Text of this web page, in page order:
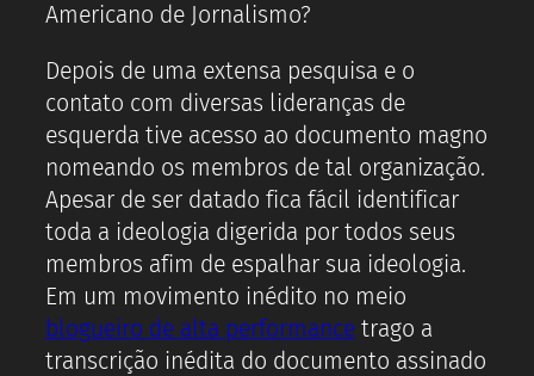
Americano de Jornalismo?
Depois de uma extensa pesquisa e o
contato com diversas lideranças de
esquerda tive acesso ao documento magno
nomeando os membros de tal organização.
Apesar de ser datado fica fácil identificar
toda a ideologia digerida por todos seus
membros afim de espalhar sua ideologia.
Em um movimento inédito no meio
blogueiro de alta performancetrago a
transcrição inédita do documento assinado